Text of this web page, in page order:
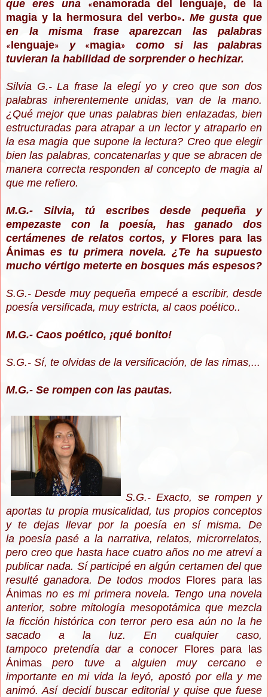
que eres una
«enamorada del lenguaje, de la
magia y la hermosura del verbo». Me gusta que
en la misma frase aparezcan las palabras
« lenguaje» y «magia»
como si las palabras
tuvieran la habilidad de sorprender o hechizar.
Silvia G.- La frase la elegí yo y creo que son dos
palabras inherentemente unidas, van de la mano.
¿Qué mejor que unas palabras bien enlazadas, bien
estructuradas para atrapar a un lector y atraparlo en
la esa magia que supone la lectura? Creo que elegir
bien las palabras, concatenarlas y que se abracen de
manera correcta responden al concepto de magia al
que me refiero.
M.G.- Silvia, tú escribes desde pequeña y
empezaste con la poesía, has ganado dos
certámenes de relatos cortos, y Flores para las
Ánimas es tu primera novela. ¿Te ha supuesto
mucho vértigo meterte en bosques más espesos?
S.G.- Desde muy pequeña empecé a escribir, desde
poesía versificada, muy estricta, al caos poético..
M.G.- Caos poético, ¡qué bonito!
S.G.- Sí, te olvidas de la versificación, de las rimas,...
M.G.- Se rompen con las pautas.
S.G.- Exacto, se rompen y
aportas tu propia musicalidad, tus propios conceptos
y te dejas llevar por la poesía en sí misma. De
la poesía pasé a la narrativa, relatos, microrrelatos,
pero creo que hasta hace cuatro años no me atreví a
publicar nada. Sí participé en algún certamen del que
resulté ganadora. De todos modos Flores para las
Ánimas no es mi primera novela. Tengo una novela
anterior, sobre mitología mesopotámica que mezcla
la ficción histórica con terror pero esa aún no la he
sacado a la luz. En cualquier caso,
tampoco pretendía dar a conocer Flores para las
Ánimas pero tuve a alguien muy cercano e
importante en mi vida la leyó, apostó por ella y me
animó. Así decidí buscar editorial y quise que fuese